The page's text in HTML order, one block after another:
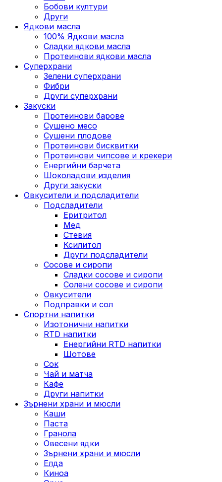
Бобови култури
Други
Ядкови масла
100% Ядкови масла
Сладки ядкови масла
Протеинови ядкови масла
Суперхрани
Зелени суперхрани
Фибри
Други суперхрани
3акуски
Протеинови бaрове
Сушено месо
Сушени плодове
Протеинови бисквитки
Протеинови чипсове и крекери
Енергийни барчета
Шоколадови изделия
Други закуски
Овкусители и подсладители
Подсладители
Еритритол
Мед
Стевия
Ксилитол
Други подсладители
Сосове и сиропи
Сладки сосове и сиропи
Солени сосове и сиропи
Овкусители
Подправки и сол
Спортни напитки
Изотонични напитки
RTD напитки
Енергийни RTD напитки
Шотове
Сок
Чай и матча
Кафе
Други напитки
Зърнени храни и мюсли
Каши
Паста
Гранола
Овесени ядки
Зърнени храни и мюсли
Елда
Киноа